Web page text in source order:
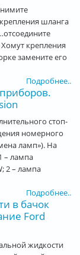
шланга
крепления
замените его
Подробнее..
стоп-
номерного
ламп»). На
– лампа
2 – лампа
Подробнее..
в бачок
Ford
жидкости